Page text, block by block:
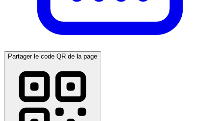
Partager le code QR de la page